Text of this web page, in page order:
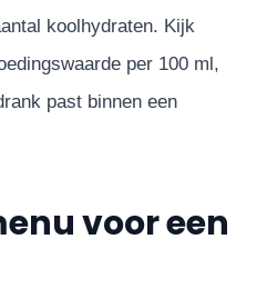
koolhydraten. Kijk
per 100 ml,
past binnen een
voor een